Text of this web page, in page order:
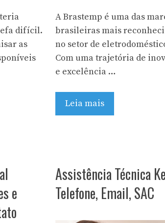
difícil.
as
A Brastemp é uma das
brasileiras mais
no setor de
Com uma trajetória de
e excelência …
Leia mais
e
Assistência Técnica
Telefone, Email, SAC